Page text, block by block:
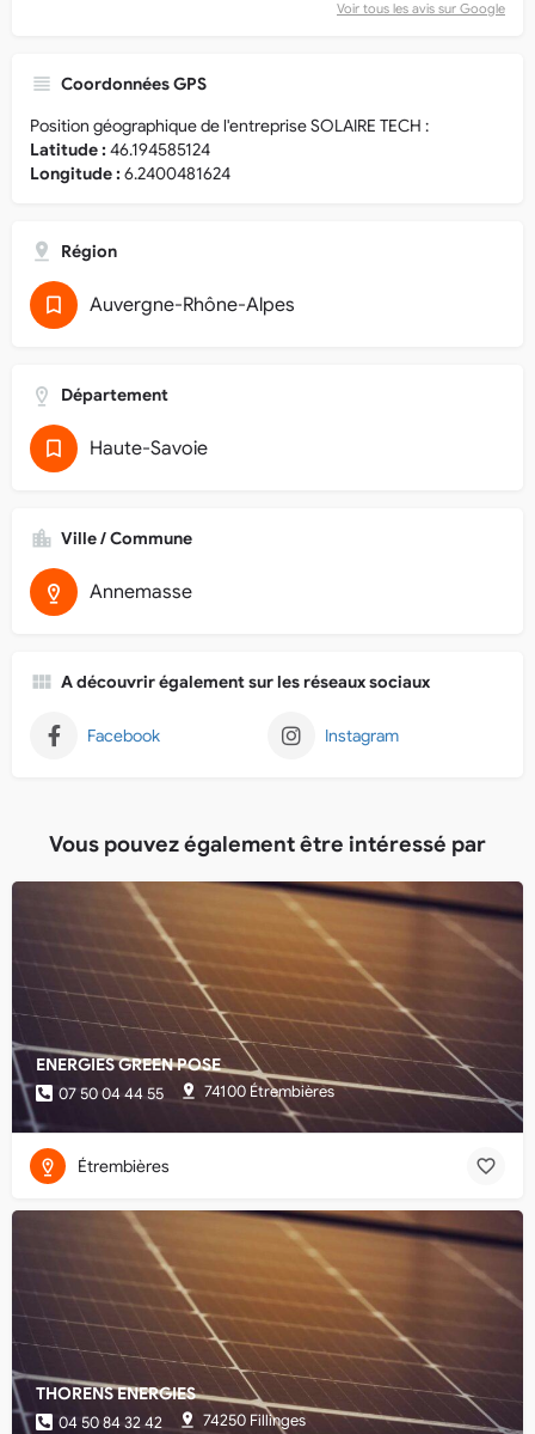
Voir tous les avis sur Google
Coordonnées GPS
Position géographique de l'entreprise SOLAIRE TECH :
Latitude :46.194585124
Longitude :6.2400481624
Région
Auvergne-Rhône-Alpes
Département
Haute-Savoie
Ville / Commune
Annemasse
A découvrir également sur les réseaux sociaux
Facebook Instagram
Vous pouvez également être intéressé par
ENERGIES GREEN POSE
07 50 04 44 55 74100 Étrembières
Étrembières
THORENS ENERGIES
04 50 84 32 42 74250 Fillinges